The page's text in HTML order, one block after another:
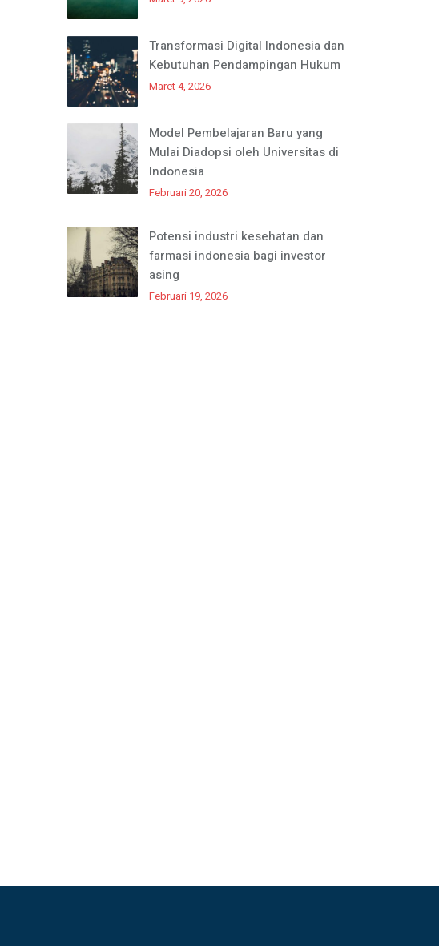
Transformasi Digital Indonesia dan
Kebutuhan Pendampingan Hukum
Maret 4, 2026
Model Pembelajaran Baru yang
Mulai Diadopsi oleh Universitas di
Indonesia
Februari 20, 2026
Potensi industri kesehatan dan
farmasi indonesia bagi investor
asing
Februari 19, 2026